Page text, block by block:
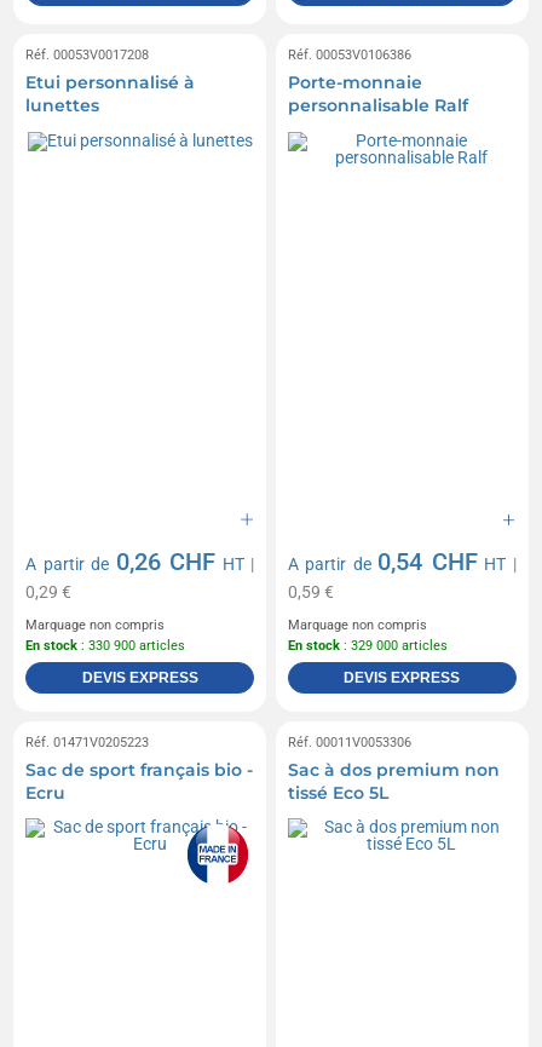
Réf. 00053V0017208
Etui personnalisé à
lunettes
A partir de 0,26 CHF HT|
0,29 €
Marquage non compris
En stock : 330 900 articles
DEVIS EXPRESS
Réf. 00053V0106386
Porte-monnaie
personnalisable Ralf
A partir de 0,54 CHF HT |
0,59 €
Marquage non compris
En stock : 329 000 articles
DEVIS EXPRESS
Réf. 01471V0205223
Sac de sport français bio -
Ecru
Réf. 00011V0053306
Sac à dos premium non
tissé Eco 5L